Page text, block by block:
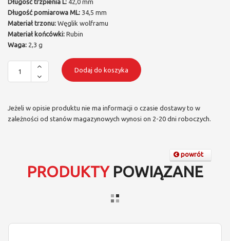
Długość trzpienia L: 42,0 mm
Długość pomiarowa ML: 34,5 mm
Materiał trzonu: Węglik wolframu
Materiał końcówki: Rubin
Waga: 2,3 g
Dodaj do koszyka
Jeżeli w opisie produktu nie ma informacji o czasie dostawy to w
zależności od stanów magazynowych wynosi on 2-20 dni roboczych.
powrót
PRODUKTYPOWIĄZANE